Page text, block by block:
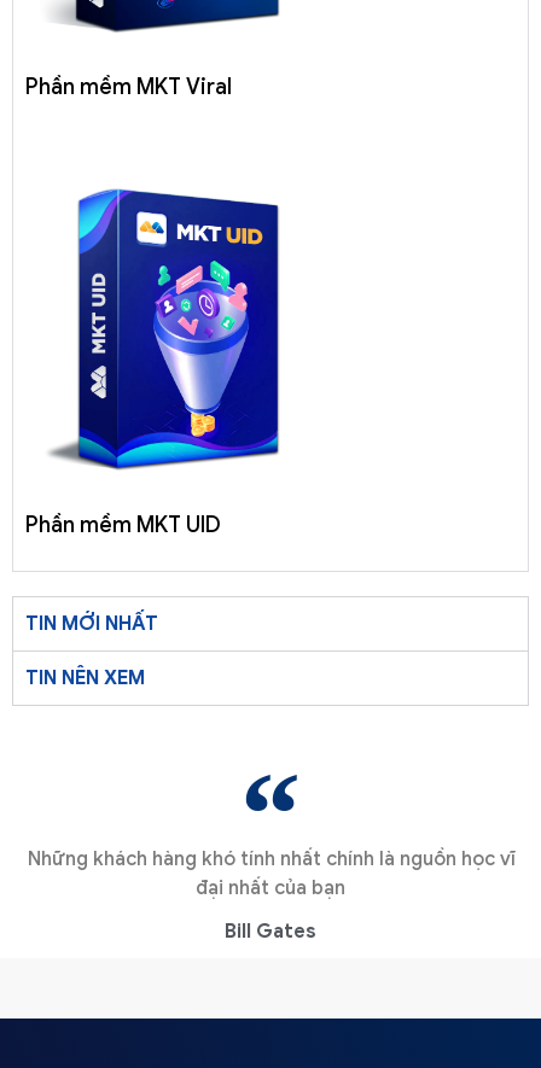
Phần mềm MKT Viral
Phần mềm MKT UID
TIN MỚI NHẤT
TIN NÊN XEM
Những khách hàng khó tính nhất chính là nguồn học vĩ
đại nhất của bạn
Bill Gates